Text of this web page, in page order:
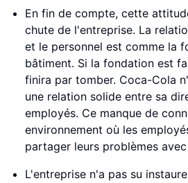
En fin de compte, cette
chute de l'entreprise. La
et le personnel est comme la
bâtiment. Si la fondation est
finira par tomber. Coca-Cola
une relation solide entre sa
employés. Ce manque de
environnement où les
partager leurs problèmes
L'entreprise n'a pas su